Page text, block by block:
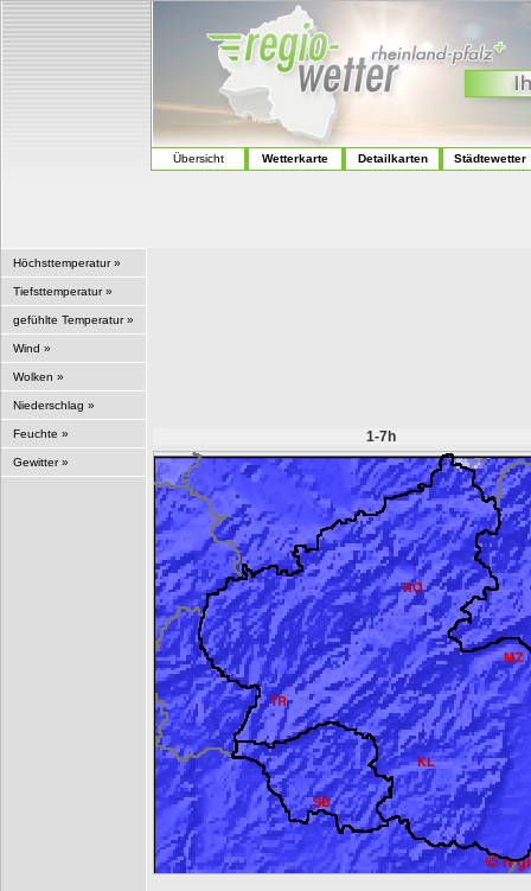
Übersicht Wetterkarte Detailkarten Städtewetter
Höchsttemperatur »
Tiefsttemperatur »
gefühlte Temperatur »
Wind »
Wolken »
Niederschlag »
Feuchte »
Gewitter »
1-7h